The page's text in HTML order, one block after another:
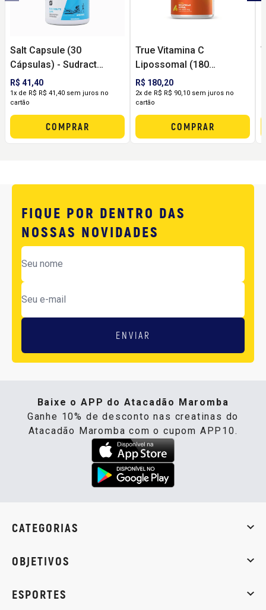
Salt Capsule (30
Cápsulas) - Sudract
Nutrition
R$ 41,40
1x de R$ R$ 41,40 sem juros no
cartão
COMPRAR
True Vitamina C
Lipossomal (180
Cápsulas) - True Source
R$ 180,20
2x de R$ R$ 90,10 sem juros no
cartão
COMPRAR
FIQUE POR DENTRO DAS
NOSSAS NOVIDADES
ENVIAR
Baixe o APP do Atacadão Maromba
Ganhe 10% de desconto nas creatinas do
Atacadão Maromba com o cupom APP10.
CATEGORIAS
OBJETIVOS
ESPORTES